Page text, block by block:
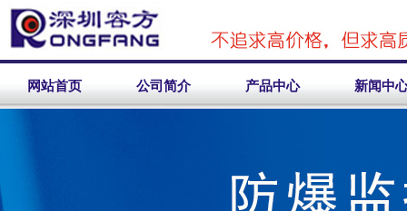
网站首页 公司简介 产品中心 新闻中